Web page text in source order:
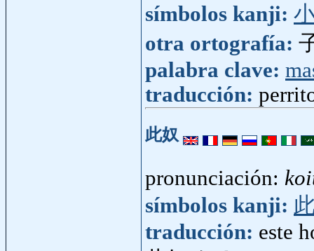
símbolos kanji:
otra ortografía:
palabra clave:
traducción:
此奴
pronunciación:
símbolos kanji:
traducción: este